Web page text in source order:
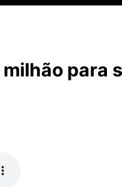
milhão